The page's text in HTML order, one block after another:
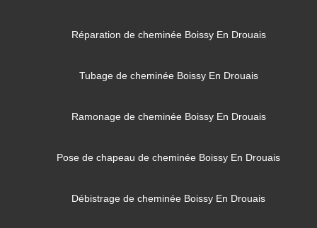
Réparation de cheminée Boissy En Drouais
Tubage de cheminée Boissy En Drouais
Ramonage de cheminée Boissy En Drouais
Pose de chapeau de cheminée Boissy En Drouais
Débistrage de cheminée Boissy En Drouais